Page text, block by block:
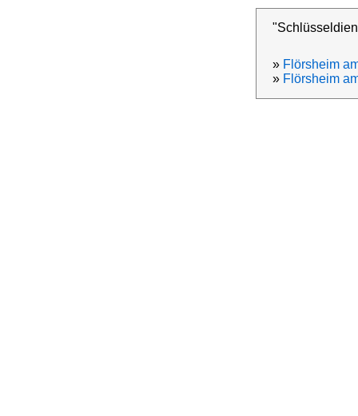
» Flörsheim
» Flörsheim